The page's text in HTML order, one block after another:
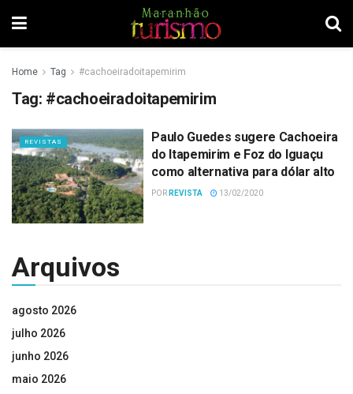
Home Tag #cachoeiradoitapemirim
Tag: #cachoeiradoitapemirim
REVISTAS
Paulo Guedes sugere Cachoeira
do Itapemirim e Foz do Iguaçu
como alternativa para dólar alto
POR REVISTA 13/02/2020
Arquivos
agosto 2026
julho 2026
junho 2026
maio 2026